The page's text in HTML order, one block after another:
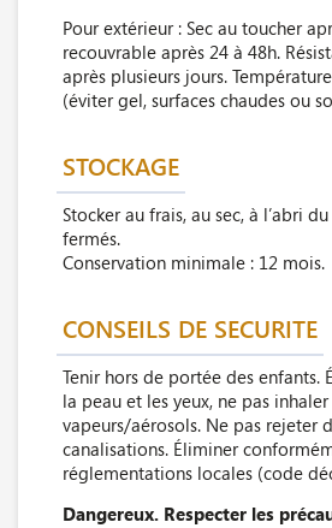
Pour extérieur : Sec au toucher
recouvrable après 24 à 48h.
après plusieurs jours.
(éviter gel, surfaces chaudes ou
STOCKAGE
Stocker au frais, au sec, à l’abri
fermés.
Conservation minimale : 12 mois.
CONSEILS DE SECURITE
Tenir hors de portée des enfants.
la peau et les yeux, ne pas
vapeurs/aérosols. Ne pas rejeter
canalisations. Éliminer
réglementations locales (code
Dangereux. Respecter les